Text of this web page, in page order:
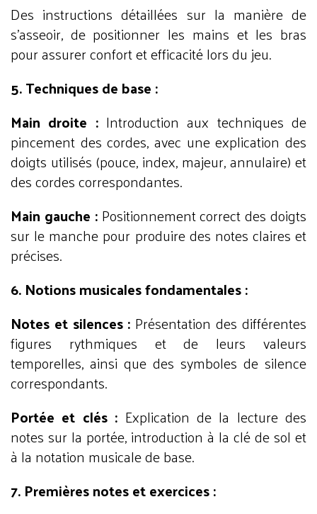
Des instructions détaillées sur la manière de
s'asseoir, de positionner les mains et les bras
pour assurer confort et efficacité lors du jeu.
5. Techniques de base :
Main droite :Introduction aux techniques de
pincement des cordes, avec une explication des
doigts utilisés (pouce, index, majeur, annulaire) et
des cordes correspondantes.
Main gauche :Positionnement correct des doigts
sur le manche pour produire des notes claires et
précises.
6. Notions musicales fondamentales :
Notes et silences : Présentation des différentes
figures rythmiques et de leurs valeurs
temporelles, ainsi que des symboles de silence
correspondants.
Portée et clés : Explication de la lecture des
notes sur la portée, introduction à la clé de sol et
à la notation musicale de base.
7. Premières notes et exercices :